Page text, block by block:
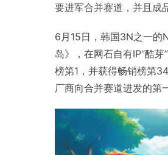
要进军合并赛道，并且成
6月15日，韩国3N之一的
岛》，在网石自有IP“酷
榜第1，并获得畅销榜第
厂商向合并赛道进发的第